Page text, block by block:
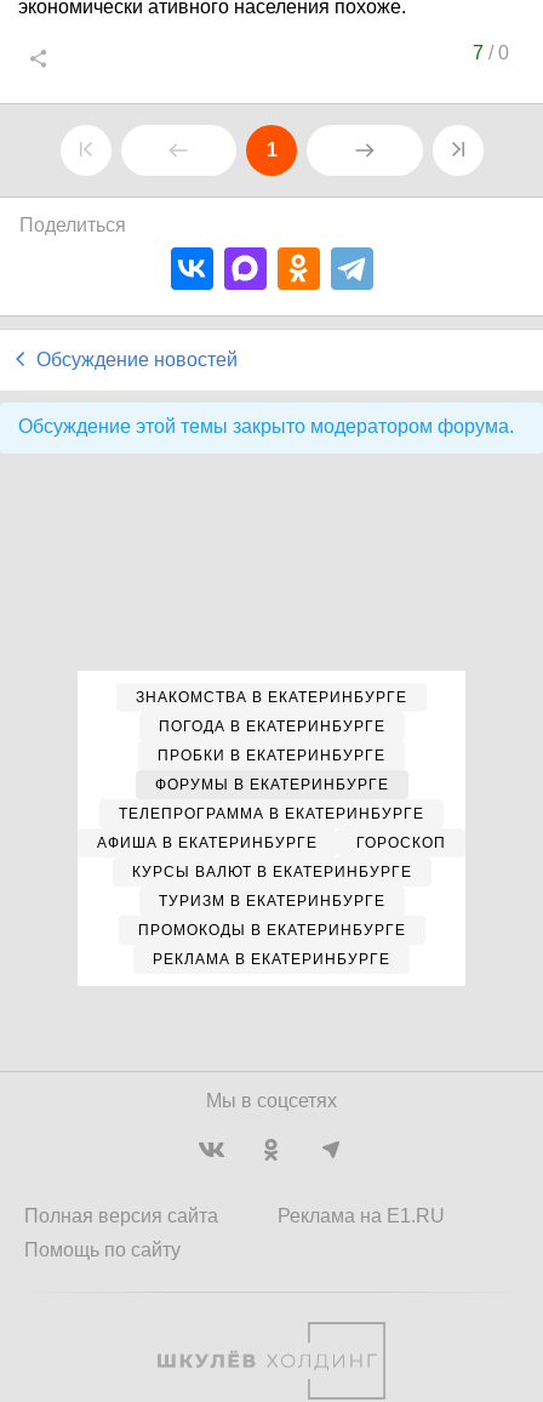
экономически ативного населения похоже.
7/0
1
Поделиться
Обсуждение новостей
Обсуждение этой темы закрыто модератором форума.
ЗНАКОМСТВА В ЕКАТЕРИНБУРГЕ
ПОГОДА В ЕКАТЕРИНБУРГЕ
ПРОБКИ В ЕКАТЕРИНБУРГЕ
ФОРУМЫ В ЕКАТЕРИНБУРГЕ
ТЕЛЕПРОГРАММА В ЕКАТЕРИНБУРГЕ
АФИША В ЕКАТЕРИНБУРГЕ
ГОРОСКОП
КУРСЫ ВАЛЮТ В ЕКАТЕРИНБУРГЕ
ТУРИЗМ В ЕКАТЕРИНБУРГЕ
ПРОМОКОДЫ В ЕКАТЕРИНБУРГЕ
РЕКЛАМА В ЕКАТЕРИНБУРГЕ
Мы в соцсетях
Полная версия сайта
Помощь по сайту
Реклама на E1.RU